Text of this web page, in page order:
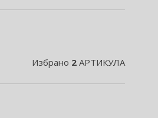
Избрано 2АРТИКУЛА